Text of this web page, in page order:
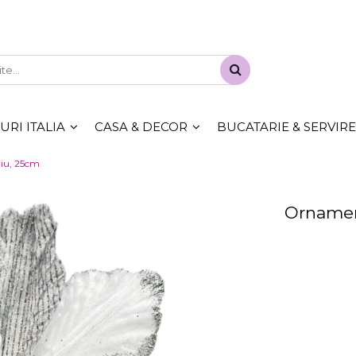
ITALIA CASA & DECOR BUCATARIE & SERVIRE
25cm